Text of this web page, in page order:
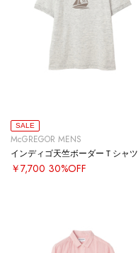
SALE
McGREGOR MENS
インディゴ天竺ボーダーＴシャツ
￥7,700 30%OFF